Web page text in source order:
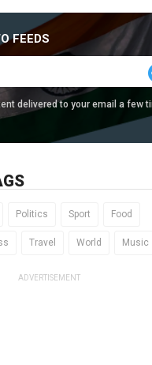
FEEDS
delivered to your email a few
Politics Sport Food
Travel World Music
ADVERTISEMENT